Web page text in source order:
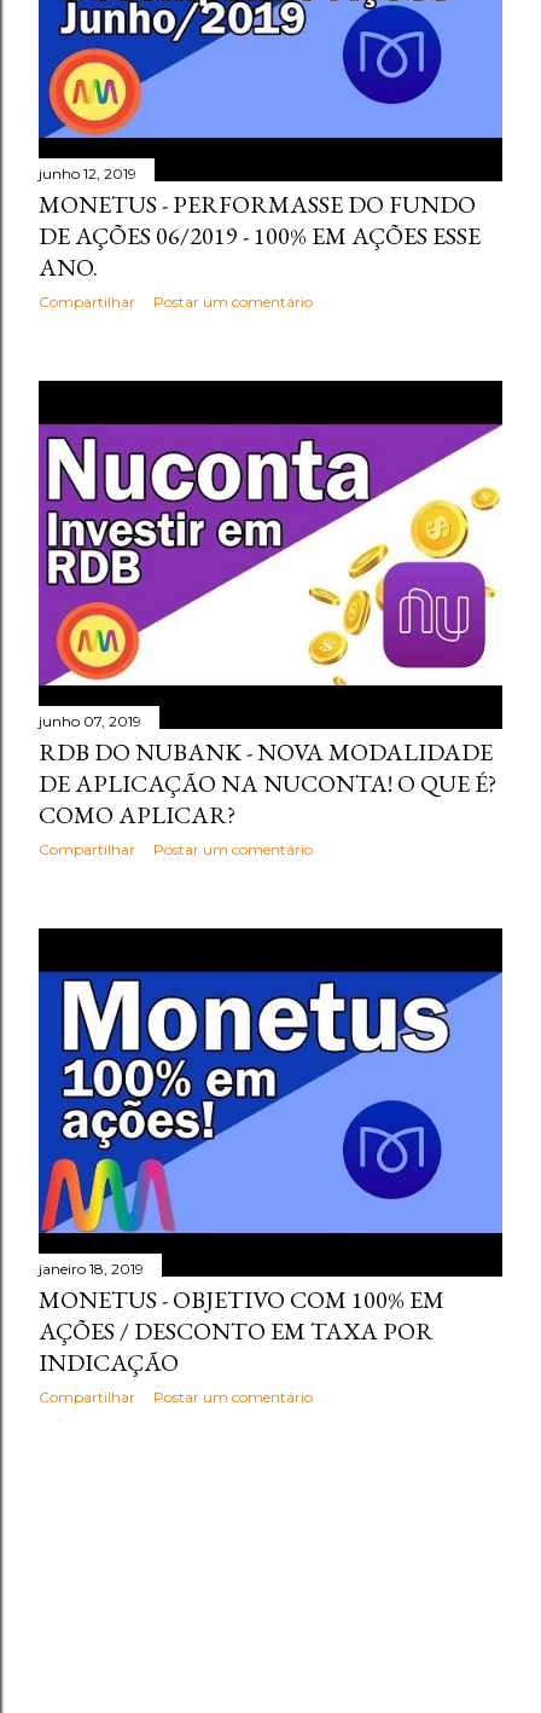
junho 12, 2019
MONETUS - PERFORMASSE DO FUNDO
DE AÇÕES 06/2019 - 100% EM AÇÕES ESSE
ANO.
Compartilhar Postar um comentário
junho 07, 2019
RDB DO NUBANK - NOVA MODALIDADE
DE APLICAÇÃO NA NUCONTA! O QUE É?
COMO APLICAR?
Compartilhar Postar um comentário
janeiro 18, 2019
MONETUS - OBJETIVO COM 100% EM
AÇÕES / DESCONTO EM TAXA POR
INDICAÇÃO
Compartilhar Postar um comentário